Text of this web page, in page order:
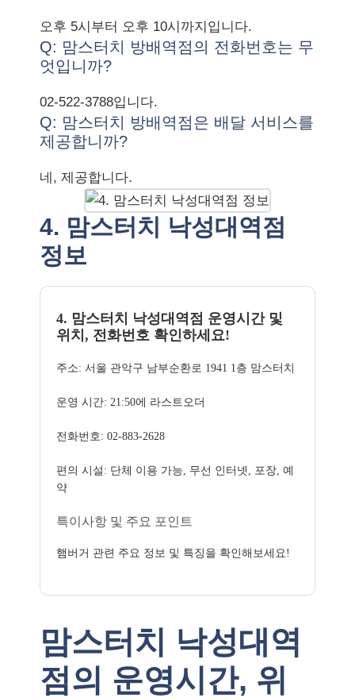
오후 5시부터 오후 10시까지입니다.
Q: 맘스터치 방배역점의 전화번호는 무
엇입니까?
02-522-3788입니다.
Q: 맘스터치 방배역점은 배달 서비스를
제공합니까?
네, 제공합니다.
4. 맘스터치 낙성대역점
정보
4. 맘스터치 낙성대역점 운영시간 및
위치, 전화번호 확인하세요!
주소: 서울 관악구 남부순환로 1941 1층 맘스터치
운영 시간: 21:50에 라스트오더
전화번호: 02-883-2628
편의 시설: 단체 이용 가능, 무선 인터넷, 포장, 예
약
특이사항 및 주요 포인트
햄버거 관련 주요 정보 및 특징을 확인해보세요!
맘스터치 낙성대역
점의 운영시간, 위